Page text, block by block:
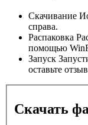
Скачивание
справа.
Распаковка
помощью
Запуск
оставьте
Скачать